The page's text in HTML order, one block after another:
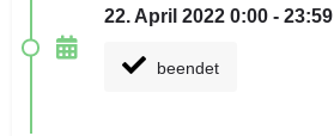
22. April 2022 0:00 - 23:59
beendet